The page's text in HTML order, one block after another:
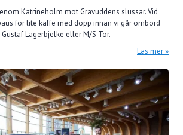
Katrineholm mot Gravuddens slussar. Vid
för lite kaffe med dopp innan vi går ombord
Lagerbjelke eller M/S Tor.
Läs mer